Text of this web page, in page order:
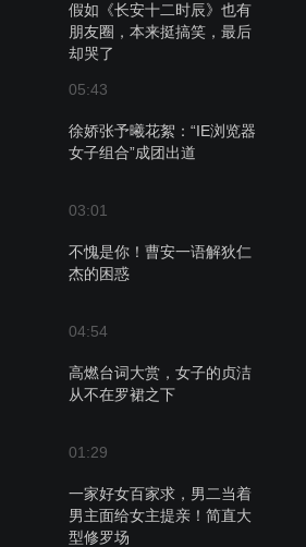
假如《长安十二时辰》也有
朋友圈，本来挺搞笑，最后
却哭了
05:43
徐娇张予曦花絮：“IE浏览器
女子组合”成团出道
03:01
不愧是你！曹安一语解狄仁
杰的困惑
04:54
高燃台词大赏，女子的贞洁
从不在罗裙之下
01:29
一家好女百家求，男二当着
男主面给女主提亲！简直大
型修罗场